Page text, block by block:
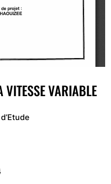
VITESSE VARIABLE